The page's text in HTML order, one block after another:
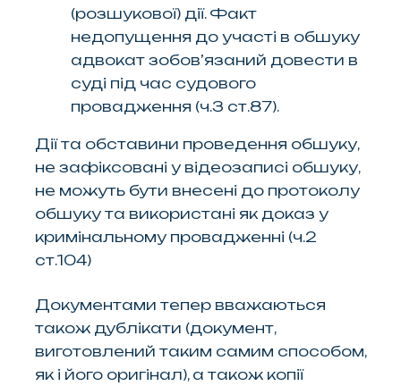
(розшукової) дії. Факт
недопущення до участі в обшуку
адвокат зобов’язаний довести в
суді під час судового
провадження (ч.3 ст.87).
Дії та обставини проведення обшуку,
не зафіксовані у відеозаписі обшуку,
не можуть бути внесені до протоколу
обшуку та використані як доказ у
кримінальному провадженні (ч.2
ст.104)
Документами тепер вважаються
також дублікати (документ,
виготовлений таким самим способом,
як і його оригінал), а також копії